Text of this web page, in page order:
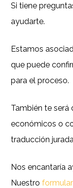
Si tiene
ayudarte.
Estamos
que puede
para el proceso.
También te será
económicos o
traducción
Nos encantaría
Nuestro